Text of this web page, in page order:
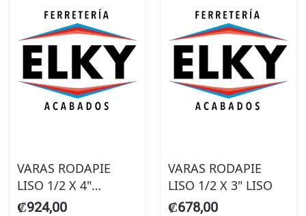
VARAS RODAPIE
LISO 1/2 X 4"
LAUREL
₡924,00
VARAS RODAPIE
LISO 1/2 X 3" LISO
₡678,00